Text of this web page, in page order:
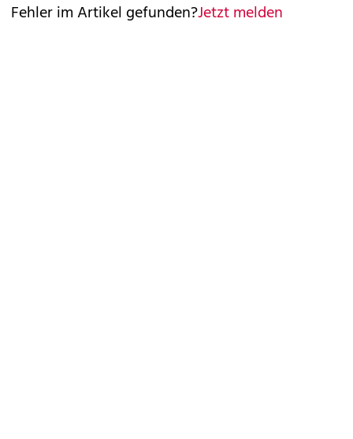
Fehler im Artikel gefunden?Jetzt melden